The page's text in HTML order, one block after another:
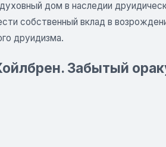
дом в наследии
собственный вклад в
друидизма.
Забытый